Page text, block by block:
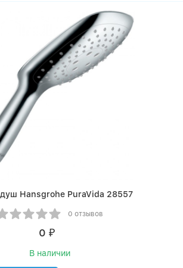
Hansgrohe PuraVida 28557
0 отзывов
0 ₽
В наличии